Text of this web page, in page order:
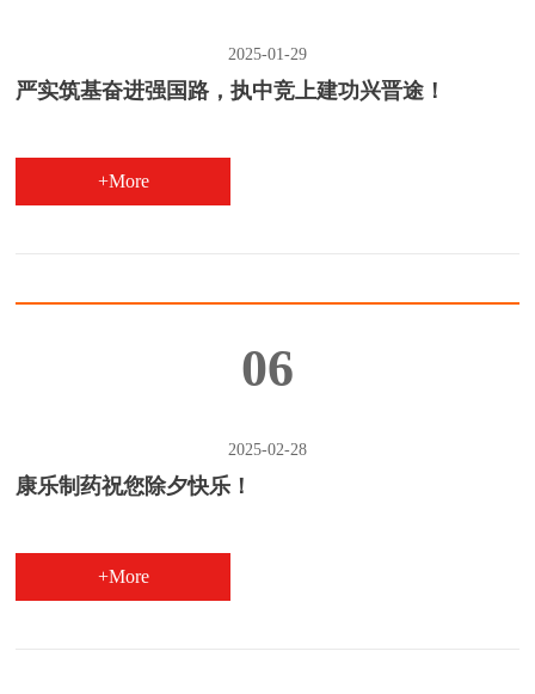
2025-01-29
严实筑基奋进强国路，执中竞上建功兴晋途！
+More
06
2025-02-28
康乐制药祝您除夕快乐！
+More